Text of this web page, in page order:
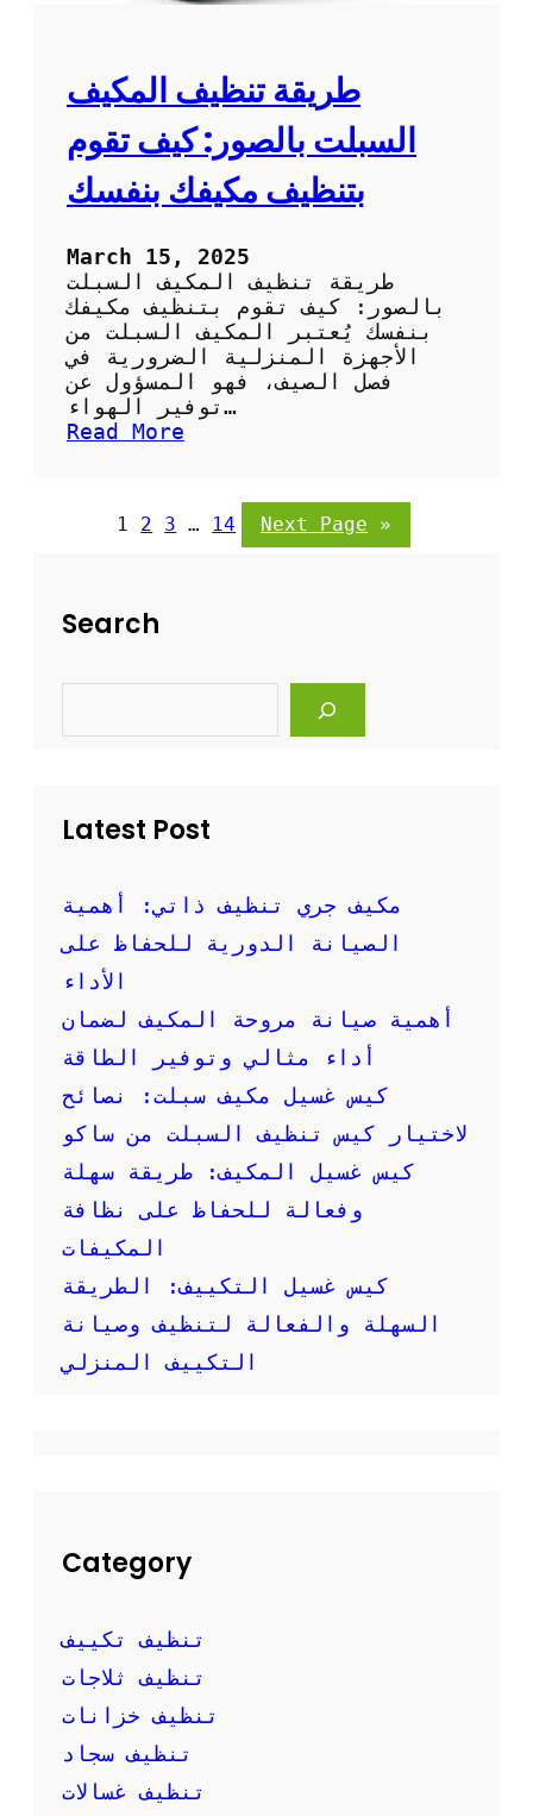
ر
د
ح
ر
ا
و
ي
ل
ص
ر
:
خ
س
طريقة تنظيف المكيف
السبلت بالصور: كيف تقوم
بتنظيف مكيفك بنفسك
March 15, 2025
طريقة تنظيف المكيف السبلت
بالصور: كيف تقوم بتنظيف مكيفك
بنفسك يُعتبر المكيف السبلت من
الأجهزة المنزلية الضرورية في
فصل الصيف، فهو المسؤول عن
توفير الهواء…
Read More
ق
ف
ل
ف
س
ب
ل
ا
ل
و
ر
ك
ي
ق
م
ت
ي
ف
ن
ف
س
ك
1 2 3 … 14 Next Page »
Search
Latest Post
مكيف جري تنظيف ذاتي: أهمية
الصيانة الدورية للحفاظ على
الأداء
أهمية صيانة مروحة المكيف لضمان
أداء مثالي وتوفير الطاقة
كيس غسيل مكيف سبلت: نصائح
لاختيار كيس تنظيف السبلت من ساكو
كيس غسيل المكيف: طريقة سهلة
وفعالة للحفاظ على نظافة
المكيفات
كيس غسيل التكييف: الطريقة
السهلة والفعالة لتنظيف وصيانة
التكييف المنزلي
Category
تنظيف تكييف
تنظيف ثلاجات
تنظيف خزانات
تنظيف سجاد
تنظيف غسالات